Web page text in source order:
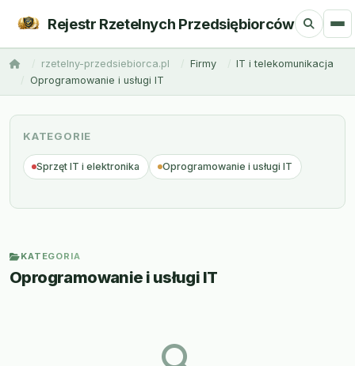
Rejestr Rzetelnych Przedsiębiorców
rzetelny-przedsiebiorca.pl Firmy
IT i telekomunikacja
Oprogramowanie i usługi IT
KATEGORIE
Sprzęt IT i elektronika Oprogramowanie i usługi IT
KATEGORIA
Oprogramowanie i usługi IT